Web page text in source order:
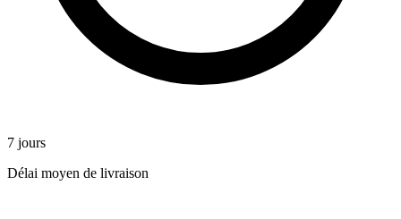
7 jours
Délai moyen de livraison